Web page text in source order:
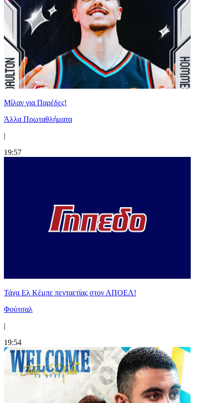
Μίλαν για Παρέδες!
Άλλα Πρωταθλήματα
|
19:57
Τάχα Ελ Κέμπε πενταετίας στον ΑΠΟΕΛ!
Φούτσαλ
|
19:54